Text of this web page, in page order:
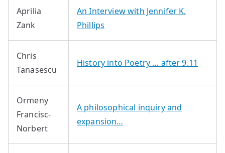
Aprilia
Zank
An Interview with Jennifer K.
Phillips
Chris
Tanasescu
History into Poetry … after 9.11
Ormeny
Francisc-
Norbert
A philosophical inquiry and
expansion…